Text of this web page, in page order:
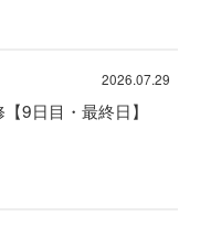
2026.07.29
9日目・最終日】